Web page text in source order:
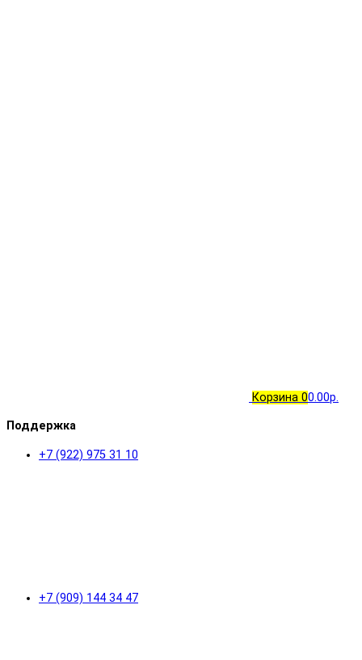
Корзина 00.00р.
Поддержка
+7 (922) 975 31 10
+7 (909) 144 34 47